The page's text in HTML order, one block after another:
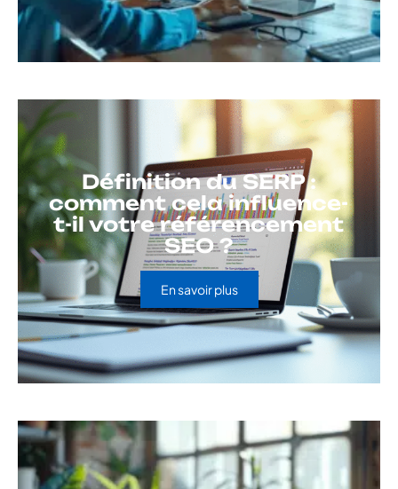
Définition du SERP :
comment cela influence-
t-il votre référencement
SEO ?
En savoir plus